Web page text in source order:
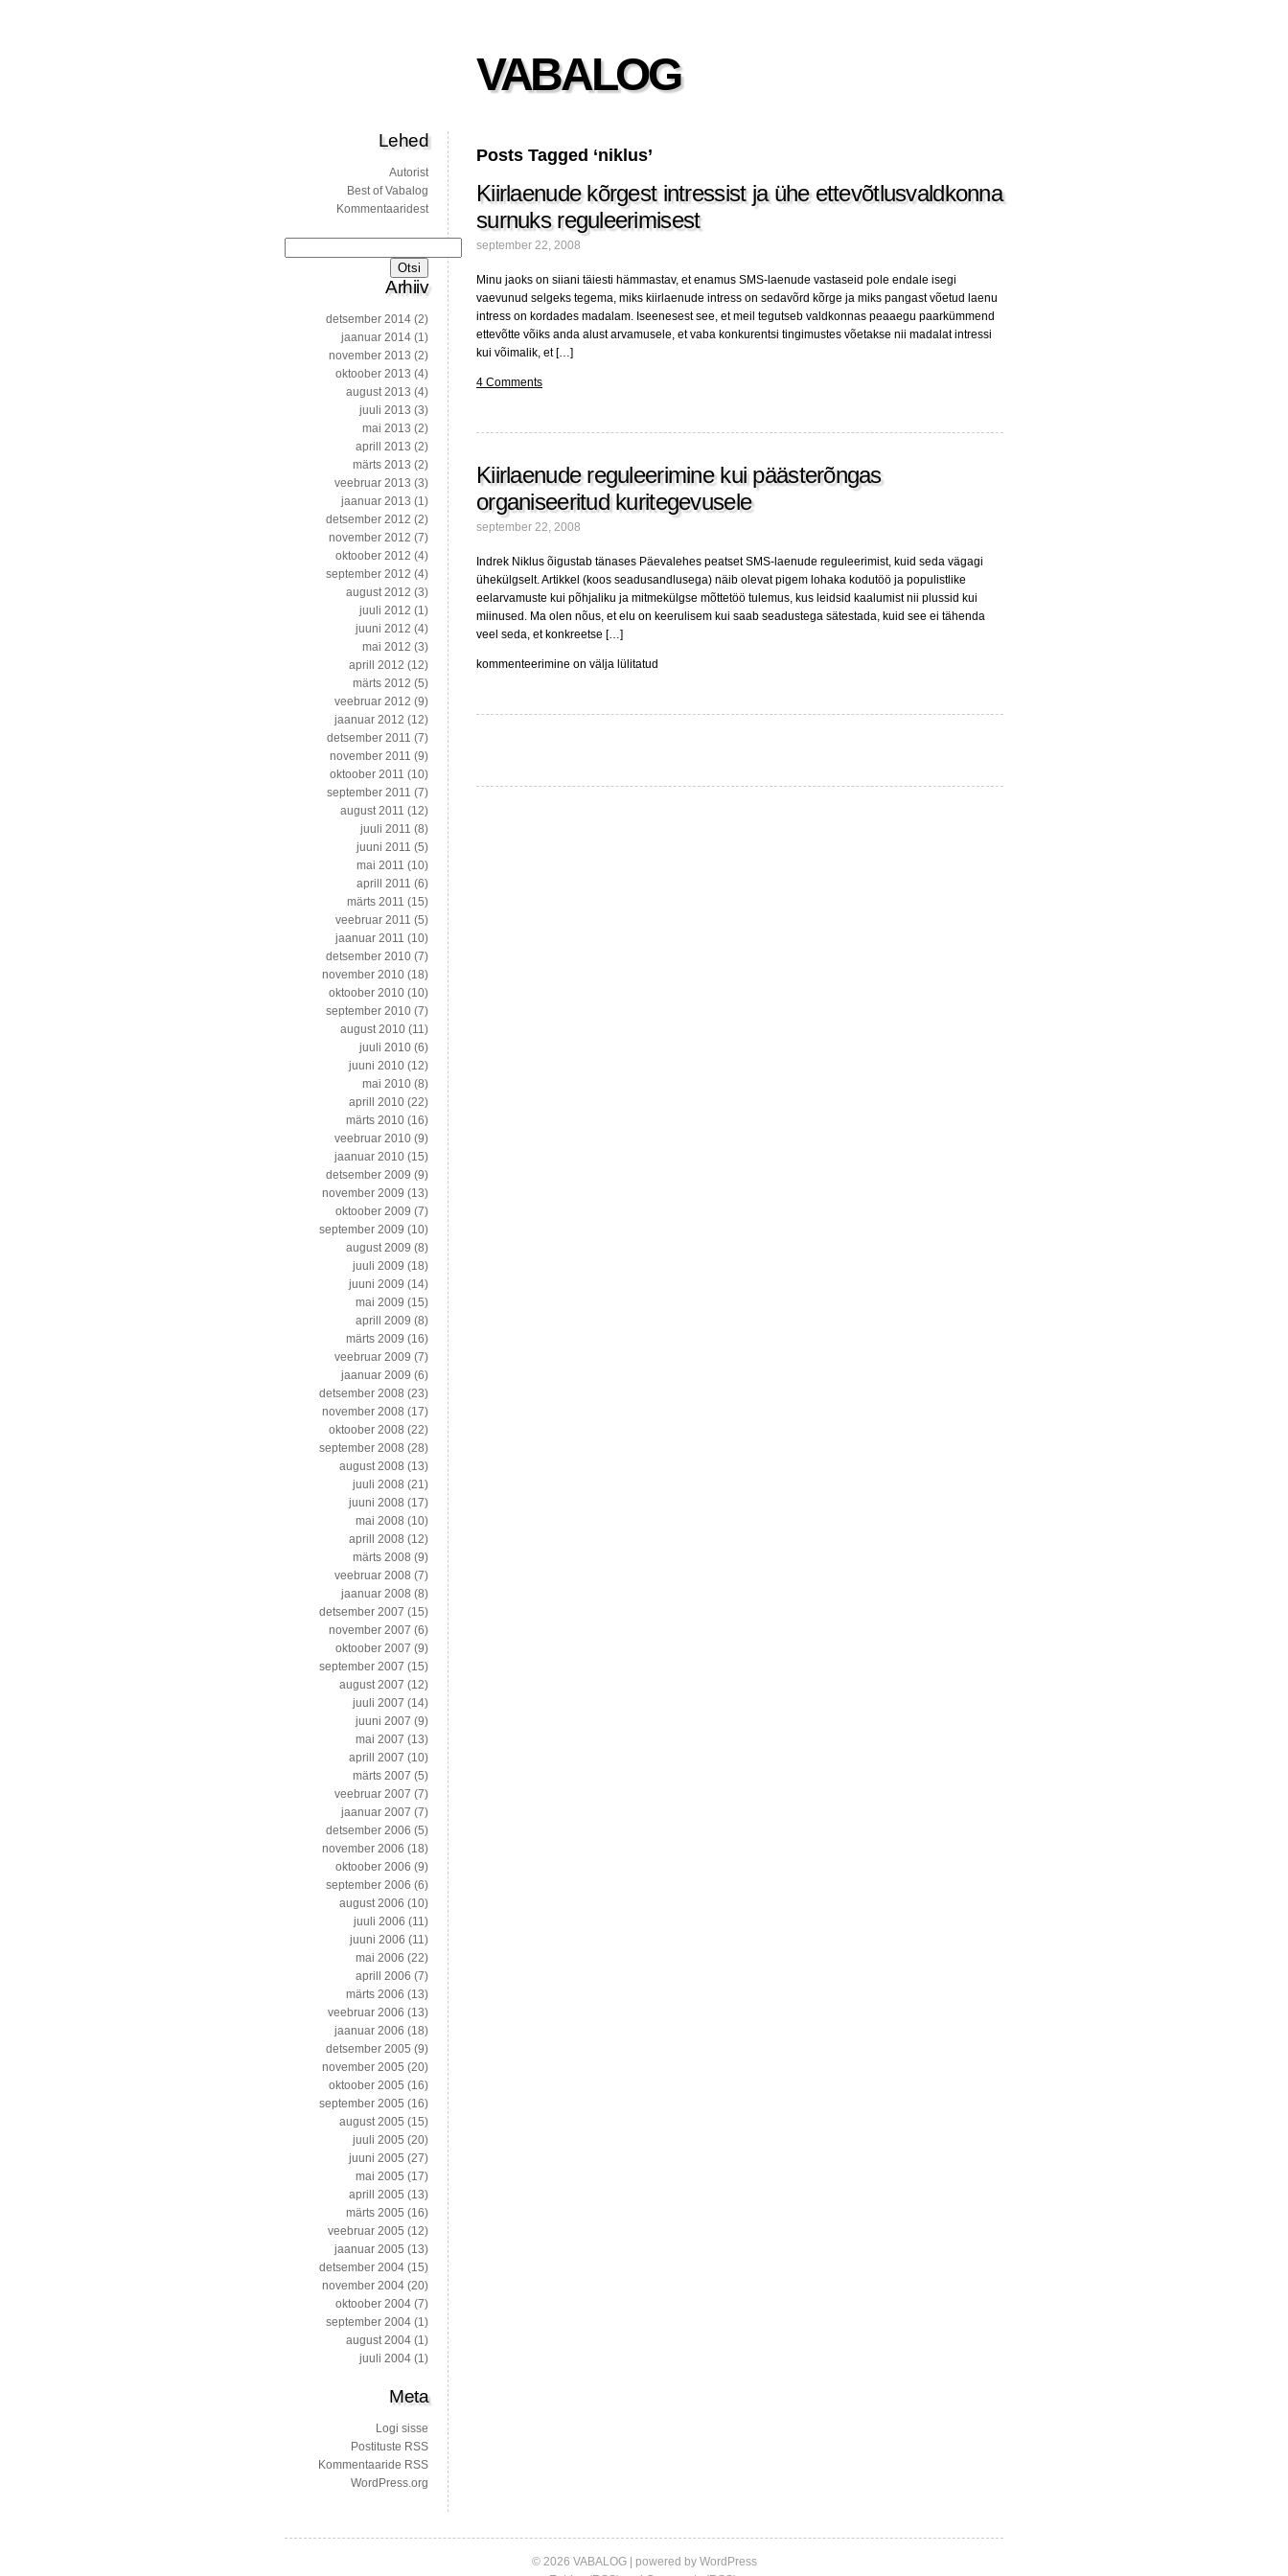
VABALOG
Posts Tagged ‘niklus’
Kiirlaenude kõrgest intressist ja ühe ettevõtlusvaldkonna
surnuks reguleerimisest
september 22, 2008
Minu jaoks on siiani täiesti hämmastav, et enamus SMS-laenude vastaseid pole endale isegi
vaevunud selgeks tegema, miks kiirlaenude intress on sedavõrd kõrge ja miks pangast võetud laenu
intress on kordades madalam. Iseenesest see, et meil tegutseb valdkonnas peaaegu paarkümmend
ettevõtte võiks anda alust arvamusele, et vaba konkurentsi tingimustes võetakse nii madalat intressi
kui võimalik, et […]
4 Comments
Kiirlaenude reguleerimine kui päästerõngas
organiseeritud kuritegevusele
september 22, 2008
Indrek Niklus õigustab tänases Päevalehes peatset SMS-laenude reguleerimist, kuid seda vägagi
ühekülgselt. Artikkel (koos seadusandlusega) näib olevat pigem lohaka kodutöö ja populistlike
eelarvamuste kui põhjaliku ja mitmekülgse mõttetöö tulemus, kus leidsid kaalumist nii plussid kui
miinused. Ma olen nõus, et elu on keerulisem kui saab seadustega sätestada, kuid see ei tähenda
veel seda, et konkreetse […]
Kiirlaenude
päästerõngas
kommenteerimine on välja lülitatud
Lehed
Autorist
Best of Vabalog
Kommentaaridest
Arhiiv
detsember 2014 (2)
jaanuar 2014 (1)
november 2013 (2)
oktoober 2013 (4)
august 2013 (4)
juuli 2013 (3)
mai 2013 (2)
aprill 2013 (2)
märts 2013 (2)
veebruar 2013 (3)
jaanuar 2013 (1)
detsember 2012 (2)
november 2012 (7)
oktoober 2012 (4)
september 2012 (4)
august 2012 (3)
juuli 2012 (1)
juuni 2012 (4)
mai 2012 (3)
aprill 2012 (12)
märts 2012 (5)
veebruar 2012 (9)
jaanuar 2012 (12)
detsember 2011 (7)
november 2011 (9)
oktoober 2011 (10)
september 2011 (7)
august 2011 (12)
juuli 2011 (8)
juuni 2011 (5)
mai 2011 (10)
aprill 2011 (6)
märts 2011 (15)
veebruar 2011 (5)
jaanuar 2011 (10)
detsember 2010 (7)
november 2010 (18)
oktoober 2010 (10)
september 2010 (7)
august 2010 (11)
juuli 2010 (6)
juuni 2010 (12)
mai 2010 (8)
aprill 2010 (22)
märts 2010 (16)
veebruar 2010 (9)
jaanuar 2010 (15)
detsember 2009 (9)
november 2009 (13)
oktoober 2009 (7)
september 2009 (10)
august 2009 (8)
juuli 2009 (18)
juuni 2009 (14)
mai 2009 (15)
aprill 2009 (8)
märts 2009 (16)
veebruar 2009 (7)
jaanuar 2009 (6)
detsember 2008 (23)
november 2008 (17)
oktoober 2008 (22)
september 2008 (28)
august 2008 (13)
juuli 2008 (21)
juuni 2008 (17)
mai 2008 (10)
aprill 2008 (12)
märts 2008 (9)
veebruar 2008 (7)
jaanuar 2008 (8)
detsember 2007 (15)
november 2007 (6)
oktoober 2007 (9)
september 2007 (15)
august 2007 (12)
juuli 2007 (14)
juuni 2007 (9)
mai 2007 (13)
aprill 2007 (10)
märts 2007 (5)
veebruar 2007 (7)
jaanuar 2007 (7)
detsember 2006 (5)
november 2006 (18)
oktoober 2006 (9)
september 2006 (6)
august 2006 (10)
juuli 2006 (11)
juuni 2006 (11)
mai 2006 (22)
aprill 2006 (7)
märts 2006 (13)
veebruar 2006 (13)
jaanuar 2006 (18)
detsember 2005 (9)
november 2005 (20)
oktoober 2005 (16)
september 2005 (16)
august 2005 (15)
juuli 2005 (20)
juuni 2005 (27)
mai 2005 (17)
aprill 2005 (13)
märts 2005 (16)
veebruar 2005 (12)
jaanuar 2005 (13)
detsember 2004 (15)
november 2004 (20)
oktoober 2004 (7)
september 2004 (1)
august 2004 (1)
juuli 2004 (1)
Meta
Logi sisse
Postituste RSS
Kommentaaride RSS
WordPress.org
© 2026 VABALOG | powered by WordPress